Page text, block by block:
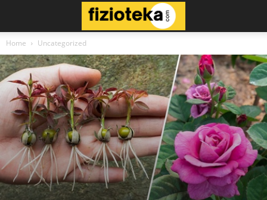
Home Uncategorized